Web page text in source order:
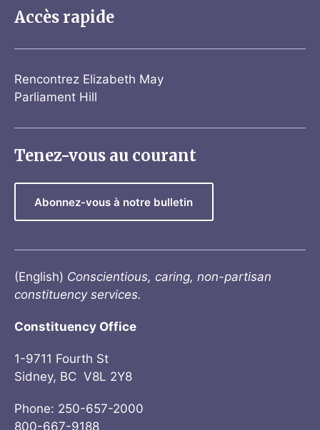
Accès rapide
Rencontrez Elizabeth May
Parliament Hill
Tenez-vous au courant
Abonnez-vous à notre bulletin
(English) Conscientious, caring, non-partisan
constituency services.
Constituency Office
1-9711 Fourth St
Sidney, BC V8L 2Y8
Phone: 250-657-2000
800-667-9188